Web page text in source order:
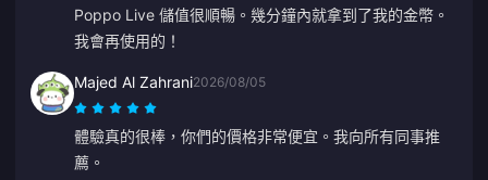
Poppo Live 儲值很順暢。幾分鐘內就拿到了我的金幣。
我會再使用的！
Majed Al Zahrani2026/08/05
體驗真的很棒，你們的價格非常便宜。我向所有同事推
薦。